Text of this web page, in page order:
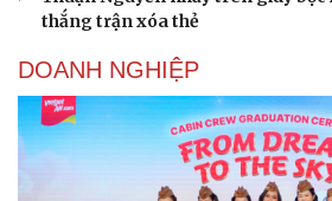
thắng trận xóa thẻ
DOANH NGHIỆP